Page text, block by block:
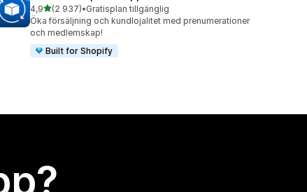
4,9av 5 stjärnor
(2 937)
2937 recensioner totalt
•Gratisplan tillgänglig
Öka försäljning och kundlojalitet med prenumerationer
och medlemskap!
Built for Shopify